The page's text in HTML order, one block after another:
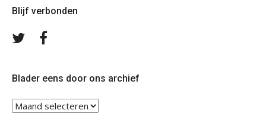
Blijf verbonden
Volg
Blader eens door ons archief
Blader
eens